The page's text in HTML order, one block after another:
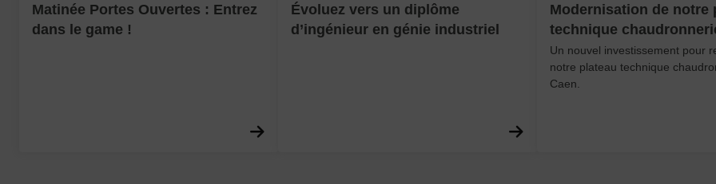
Matinée Portes Ouvertes : Entrez
dans le game !
Évoluez vers un diplôme
d’ingénieur en génie industriel
Modernisation de notre
technique
Un nouvel investissement pour
notre plateau technique
Caen.